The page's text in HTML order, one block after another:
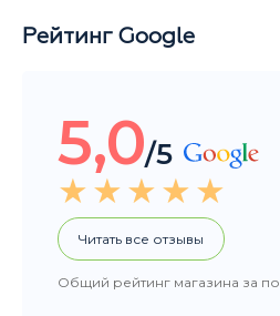
Читать все отзывы
НАШИ ПОКУПАТЕЛИ
Покупали подарок другу.
большой, Денис отлично
Огромное спасибо!
порадует не только